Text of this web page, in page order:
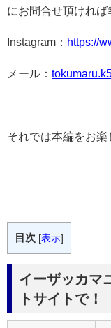
にお問合せ頂ければ
Instagram： https://
メール：
それでは本編をお楽
目次 [表示]
イーザッカマ
トサイトで！